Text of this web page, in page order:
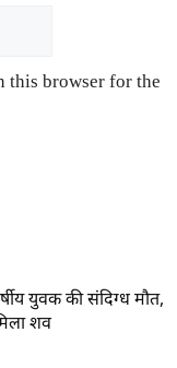
this browser for the
युवक की संदिग्ध मौत,
शव